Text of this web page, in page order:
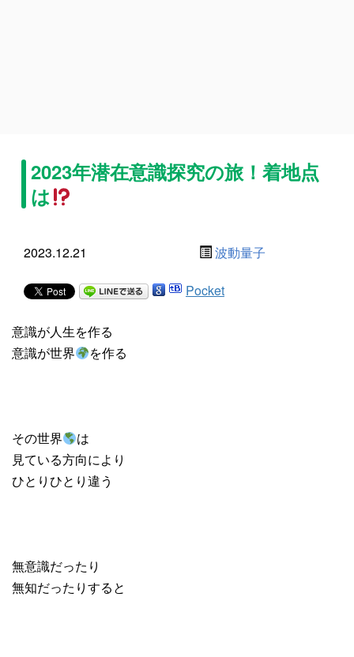
2023年潜在意識探究の旅！着地点
は
2023.12.21 波動量子
Pocket
意識が人生を作る
意識が世界
を作る
その世界
は
見ている方向により
ひとりひとり違う
無意識だったり
無知だったりすると